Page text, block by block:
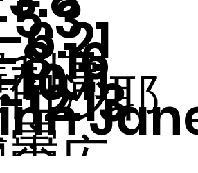
高
沙耶
6.21
8.16
広
12.13